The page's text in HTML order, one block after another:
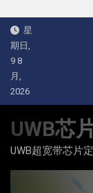
Skip
content
星
期日,
9 8
月,
2026
UWB芯
UWB超宽带芯片